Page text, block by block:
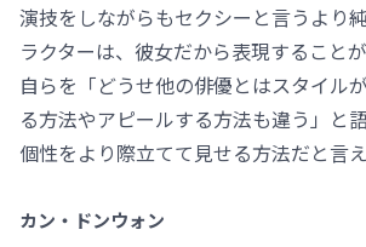
演技をしながらもセクシーと言うより
ラクターは、彼女だから表現すること
自らを「どうせ他の俳優とはスタイル
る方法やアピールする方法も違う」と
個性をより際立てて見せる方法だと言え
カン・ドンウォン